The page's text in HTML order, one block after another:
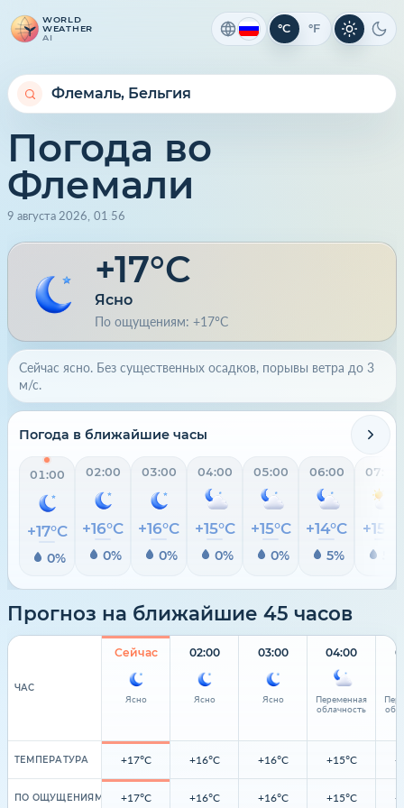
WORLD
WEATHER
AI
°C °F Светлая
Погода во
Флемали
9 августа 2026 01 56
+17°C
Ясно
По ощущениям: +17°C
Сейчас ясно. Без существенных осадков, порывы ветра до 3
м/с.
Погода в ближайшие часы
01:00
+17°C
0%
02:00
+16°C
0%
03:00
+16°C
0%
04:00
+15°C
0%
05:00
+15°C
0%
06:00
+14°C
5%
07:00
+15°C
Прогноз на ближайшие 45 часов
ЧАС
ТЕМПЕРАТУРА
ПО ОЩУЩЕНИЯМ
Сейчас
Ясно
+17°C
+17°C
02:00
Ясно
+16°C
+16°C
03:00
Ясно
+16°C
+16°C
04:00
Переменная
облачность
+15°C
+15°C